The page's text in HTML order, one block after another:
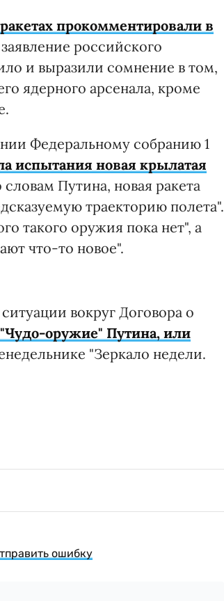
прокомментировали в
российского
и выразили сомнение в том,
ядерного арсенала, кроме
Федеральному собранию 1
испытания новая крылатая
словам Путина, новая ракета
траекторию полета".
такого оружия пока нет", а
что-то новое".
вокруг Договора о
оружие" Путина, или
"Зеркало недели.
ошибку